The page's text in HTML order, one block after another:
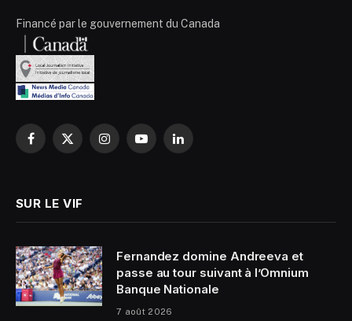
Financé par le gouvernement du Canada
Facebook
X
InstagramYouTubeLinkedIn
SUR LE VIF
Fernandez domine Andreeva et
passe au tour suivant à l’Omnium
Banque Nationale
7 août 2026